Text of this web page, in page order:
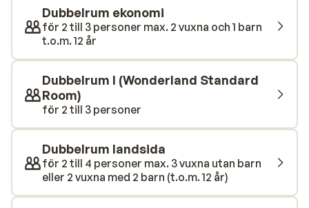
med salta dopp. Om du föredrar pool framför strand
finns flera poolområden med bekväma solstolar och
parasoller, perfekta för avkoppling med en god bok.
Kanske vill du beställa en uppfriskande drink från
poolbaren? För dig som söker mer äventyr har hotellet
tretton spektakulära vattenrutschbanor där både
stora och små kan roa sig i timmar. Det finns ett brett
utbud av aktiviteter under dagen, från miniklubb för de
yngsta till vattenpolo, beachvolleyboll och
kvällsshower arrangerade av ett professionellt
underhållningsteam. Vill du ha en lugnare stund? Besök
hotellets spa och unna dig en avslappnande behandling
Dubbelrum ekonomi
för 2 till 3 personer max. 2 vuxna och 1 barn
t.o.m. 12 år
Dubbelrum I (Wonderland Standard
Room)
för 2 till 3 personer
Dubbelrum landsida
för 2 till 4 personer max. 3 vuxna utan barn
eller 2 vuxna med 2 barn (t.o.m. 12 år)